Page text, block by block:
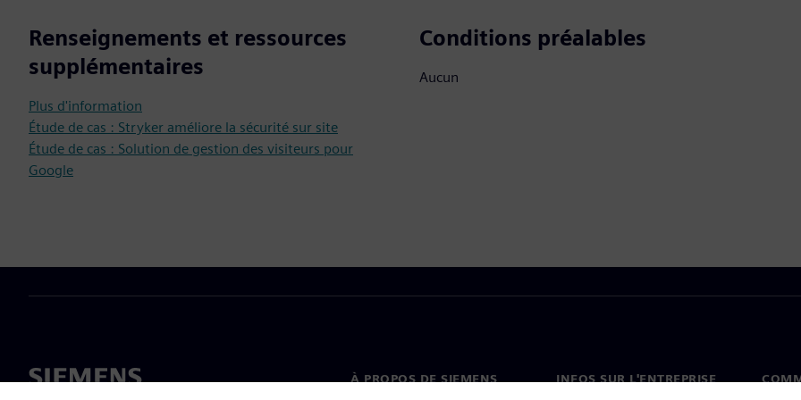
Renseignements et ressources
supplémentaires
Plus d'information
Étude de cas : Stryker améliore la sécurité sur site
Étude de cas : Solution de gestion des visiteurs pour
Google
Conditions préalables
Aucun
À PROPOS DE SIEMENS INFOS SUR L'ENTREPRISE